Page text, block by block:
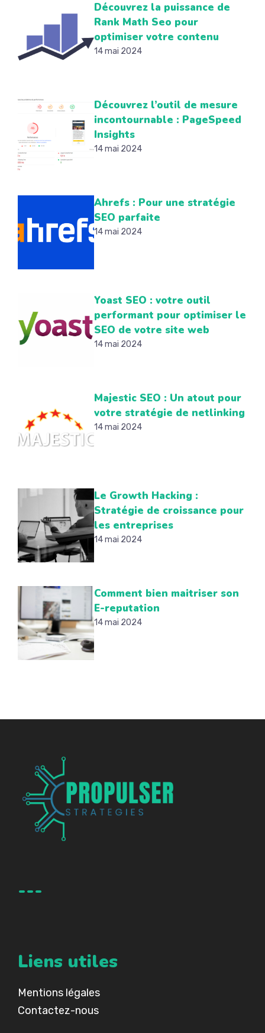
Découvrez la puissance de
Rank Math Seo pour
optimiser votre contenu
14 mai 2024
Découvrez l’outil de mesure
incontournable : PageSpeed
Insights
14 mai 2024
Ahrefs : Pour une stratégie
SEO parfaite
14 mai 2024
Yoast SEO : votre outil
performant pour optimiser le
SEO de votre site web
14 mai 2024
Majestic SEO : Un atout pour
votre stratégie de netlinking
14 mai 2024
Le Growth Hacking :
Stratégie de croissance pour
les entreprises
14 mai 2024
Comment bien maitriser son
E-reputation
14 mai 2024
---
Liens utiles
Mentions légales
Contactez-nous